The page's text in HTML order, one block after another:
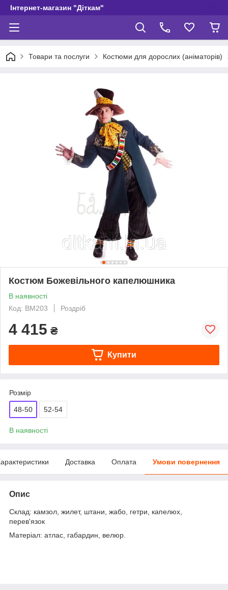
Інтернет-магазин "Діткам"
Товари та послуги Костюми для дорослих (аніматорів)
Костюм Божевільного капелюшника
В наявності
Код: ВМ203
Роздріб
4 415 ₴
Купити
Розмір
48-50 52-54
В наявності
Доставка Оплата Умови повернення
Опис
Склад: камзол, жилет, штани, жабо, гетри, капелюх,
перев'язок
Матеріал: атлас, габардин, велюр.